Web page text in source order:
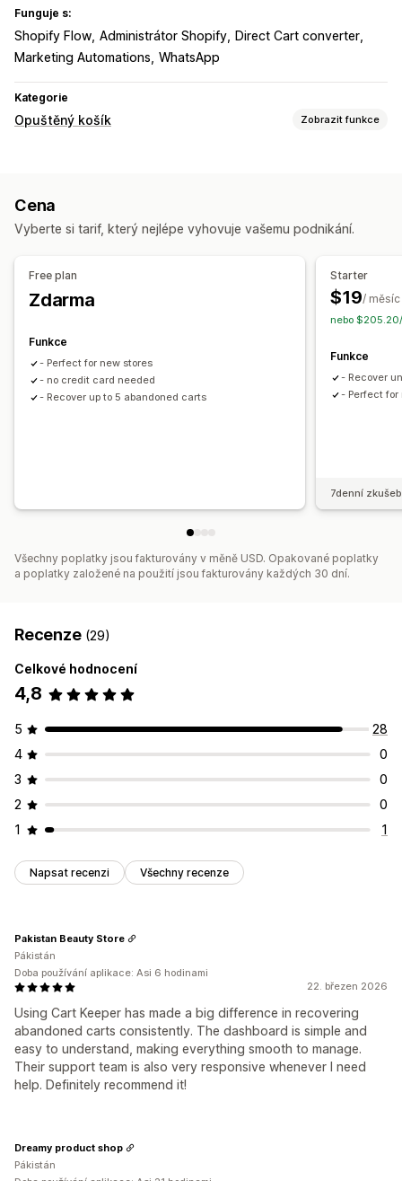
Funguje s:
Shopify Flow Administrátor Shopify
Direct Cart converter
Marketing Automations WhatsApp
Kategorie
Opuštěný košík Zobrazit funkce
Časově omezené nabídky
Automatizované postupy
Cena
Vyberte si tarif, který nejlépe vyhovuje vašemu podnikání.
Free plan
Zdarma
Funkce
- Perfect for new stores
- no credit card needed
- Recover up to 5 abandoned carts
Starter
$19/ měsíc
nebo
Funkce
- Recover
- Perfect for
7denní
Všechny poplatky jsou fakturovány v měně USD. Opakované poplatky
a poplatky založené na použití jsou fakturovány každých 30 dní.
Recenze (29)
Celkové hodnocení
4,8
5
28
4
0
3
0
2
0
1
1
Napsat recenzi Všechny recenze
22. březen 2026
Using Cart Keeper has made a big difference in recovering
abandoned carts consistently. The dashboard is simple and
easy to understand, making everything smooth to manage.
Their support team is also very responsive whenever I need
help. Definitely recommend it!
Pakistan Beauty Store
Pákistán
Doba používání aplikace: Asi 6 hodinami
Dreamy product shop
Pákistán